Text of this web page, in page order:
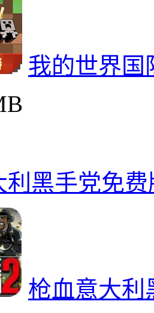
我的世界国
利黑手党免
枪血意大利